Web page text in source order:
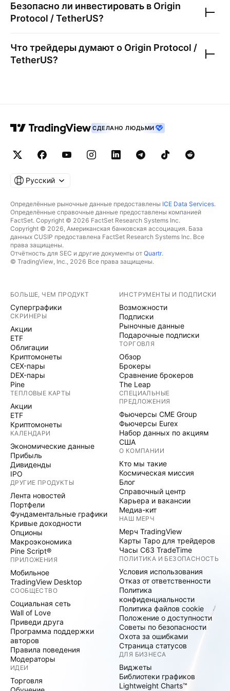
Безопасно ли инвестировать в Origin
Protocol / TetherUS?
Что трейдеры думают о Origin Protocol /
TetherUS?
СДЕЛАНО ЛЮДЬМИ
Русский
Определённые рыночные данные предоставлены ICE Data Services.
Определённые справочные данные предоставлены компанией
FactSet. Copyright © 2026 FactSet Research Systems Inc.
Copyright © 2026, Американская банковская ассоциация. База
данных CUSIP предоставлена FactSet Research Systems Inc. Все
права защищены.
Отчётность для SEC и другие документы от Quartr.
© TradingView, Inc., 2026 Все права защищены.
БОЛЬШЕ, ЧЕМ ПРОДУКТ
Суперграфики
СКРИНЕРЫ
Акции
ETF
Облигации
Криптомонеты
CEX-пары
DEX-пары
Pine
ТЕПЛОВЫЕ КАРТЫ
Акции
ETF
Криптомонеты
КАЛЕНДАРИ
Экономические данные
Прибыль
Дивиденды
IPO
ДРУГИЕ ПРОДУКТЫ
Лента новостей
Портфели
Фундаментальные графики
Кривые доходности
Опционы
Макроэкономика
Pine Script®
ПРИЛОЖЕНИЯ
Мобильное
TradingView Desktop
СООБЩЕСТВО
Социальная сеть
Wall of Love
Приведи друга
Программа поддержки
авторов
Правила поведения
Модераторы
ИДЕИ
Торговля
ИНСТРУМЕНТЫ И ПОДПИСКИ
Возможности
Подписки
Рыночные данные
Подарочные подписки
ТОРГОВЛЯ
Обзор
Брокеры
Сравнение брокеров
The Leap
СПЕЦИАЛЬНЫЕ
ПРЕДЛОЖЕНИЯ
Фьючерсы CME Group
Фьючерсы Eurex
Набор данных по акциям
США
О КОМПАНИИ
Кто мы такие
Космическая миссия
Блог
Справочный центр
Карьера и вакансии
Медиа-кит
НАШ МЕРЧ
Мерч TradingView
Карты Таро для трейдеров
Часы C63 TradeTime
ПОЛИТИКА И БЕЗОПАСНОСТЬ
Условия использования
Отказ от ответственности
Политика
конфиденциальности
Политика файлов cookie
Положение о доступности
Советы по безопасности
Охота за ошибками
Страница статусов
ДЛЯ БИЗНЕСА
Виджеты
Библиотеки графиков
Lightweight Charts™